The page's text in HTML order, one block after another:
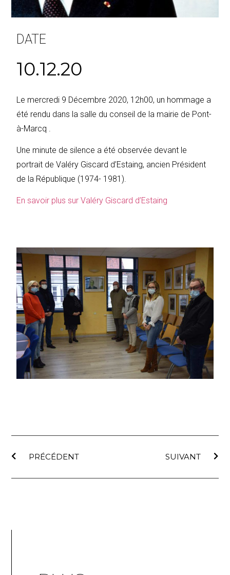
DATE
10.12.20
Le mercredi 9 Décembre 2020, 12h00, un hommage a
été rendu dans la salle du conseil de la mairie de Pont-
à-Marcq .
Une minute de silence a été observée devant le
portrait de Valéry Giscard d’Estaing, ancien Président
de la République (1974- 1981).
En savoir plus sur Valéry Giscard d’Estaing
PRÉCÉDENT SUIVANT